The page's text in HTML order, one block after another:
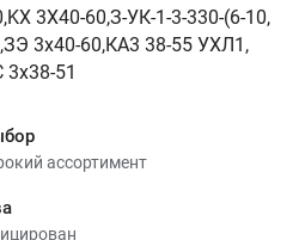
3X40-60,З-УК-1-3-330-(6-10,
3х40-60,КА3 38-55 УХЛ1,
3х38-51
ассортимент